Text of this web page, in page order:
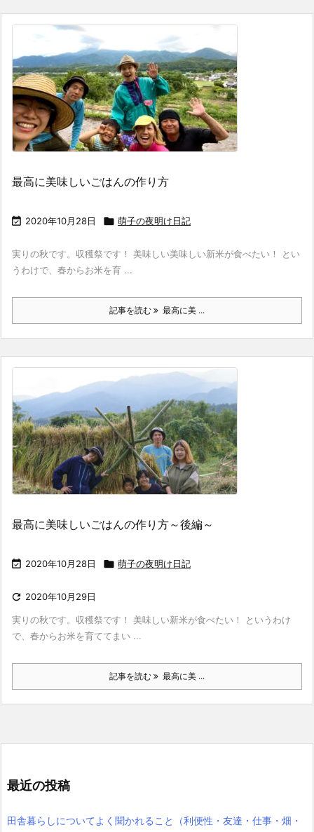
最高に美味しいごはんの作り方
 2020年10月28日  萌子の夜明け日記
実りの秋です。収穫祭です！ 美味しい美味しい新米が食べたい！ とい
うわけで、春からお米を育 ...
記事を読む 最高に美 ...
最高に美味しいごはんの作り方～後編～
 2020年10月28日  萌子の夜明け日記
 2020年10月29日
実りの秋です。収穫祭です！ 美味しい新米が食べたい！ というわけ
で、春からお米を育ててまい ...
記事を読む 最高に美 ...
最近の投稿
田舎暮らしについてよく聞かれること（利便性・友達・仕事・畑・